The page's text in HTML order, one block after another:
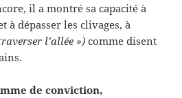
il a montré sa capacité à
à dépasser les clivages, à
l’allée ») comme disent
de conviction,